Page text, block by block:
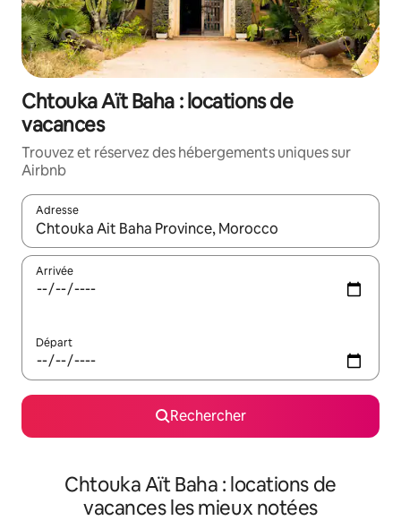
Chtouka Aït Baha : locations de
vacances
Trouvez et réservez des hébergements uniques sur
Airbnb
Adresse
Lorsque les résultats s'affichent, utilisez les flèches vers le
Arrivée
Départ
Rechercher
Chtouka Aït Baha : locations de
vacances les mieux notées